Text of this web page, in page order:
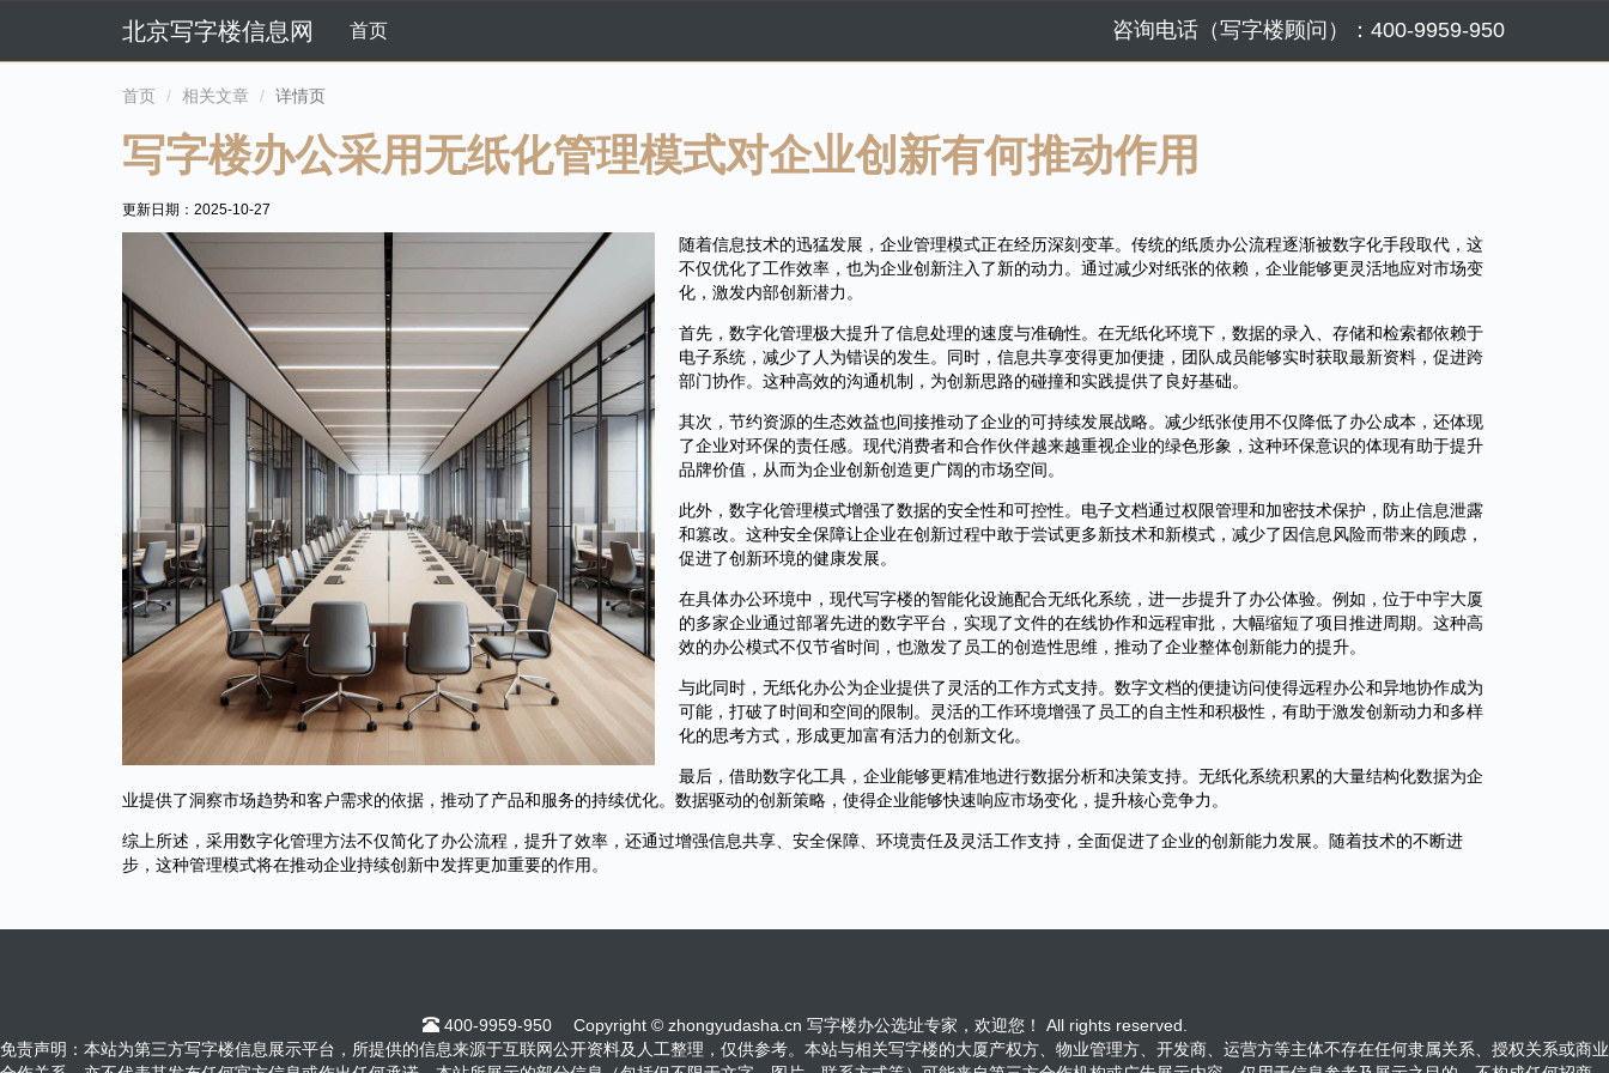
北京写字楼信息网 首页 咨询电话（写字楼顾问）：400-9959-950
首页 相关文章 详情页
写字楼办公采用无纸化管理模式对企业创新有何推动作用
更新日期： 2025-10-27
随着信息技术的迅猛发展，企业管理模式正在经历深刻变革。传统的纸质办公流程逐渐被数字化手段取代，这
不仅优化了工作效率，也为企业创新注入了新的动力。通过减少对纸张的依赖，企业能够更灵活地应对市场变
化，激发内部创新潜力。
首先，数字化管理极大提升了信息处理的速度与准确性。在无纸化环境下，数据的录入、存储和检索都依赖于
电子系统，减少了人为错误的发生。同时，信息共享变得更加便捷，团队成员能够实时获取最新资料，促进跨
部门协作。这种高效的沟通机制，为创新思路的碰撞和实践提供了良好基础。
其次，节约资源的生态效益也间接推动了企业的可持续发展战略。减少纸张使用不仅降低了办公成本，还体现
了企业对环保的责任感。现代消费者和合作伙伴越来越重视企业的绿色形象，这种环保意识的体现有助于提升
品牌价值，从而为企业创新创造更广阔的市场空间。
此外，数字化管理模式增强了数据的安全性和可控性。电子文档通过权限管理和加密技术保护，防止信息泄露
和篡改。这种安全保障让企业在创新过程中敢于尝试更多新技术和新模式，减少了因信息风险而带来的顾虑，
促进了创新环境的健康发展。
在具体办公环境中，现代写字楼的智能化设施配合无纸化系统，进一步提升了办公体验。例如，位于中宇大厦
的多家企业通过部署先进的数字平台，实现了文件的在线协作和远程审批，大幅缩短了项目推进周期。这种高
效的办公模式不仅节省时间，也激发了员工的创造性思维，推动了企业整体创新能力的提升。
与此同时，无纸化办公为企业提供了灵活的工作方式支持。数字文档的便捷访问使得远程办公和异地协作成为
可能，打破了时间和空间的限制。灵活的工作环境增强了员工的自主性和积极性，有助于激发创新动力和多样
化的思考方式，形成更加富有活力的创新文化。
最后，借助数字化工具，企业能够更精准地进行数据分析和决策支持。无纸化系统积累的大量结构化数据为企
业提供了洞察市场趋势和客户需求的依据，推动了产品和服务的持续优化。数据驱动的创新策略，使得企业能够快速响应市场变化，提升核心竞争力。
综上所述，采用数字化管理方法不仅简化了办公流程，提升了效率，还通过增强信息共享、安全保障、环境责任及灵活工作支持，全面促进了企业的创新能力发展。随着技术的不断进
步，这种管理模式将在推动企业持续创新中发挥更加重要的作用。
400-9959-950
Copyright © zhongyudasha.cn 写字楼办公选址专家，欢迎您！ All rights reserved.
免责声明：本站为第三方写字楼信息展示平台，所提供的信息来源于互联网公开资料及人工整理，仅供参考。本站与相关写字楼的大厦产权方、物业管理方、开发商、运营方等主体不存在任何隶属关系、授权关系或商业